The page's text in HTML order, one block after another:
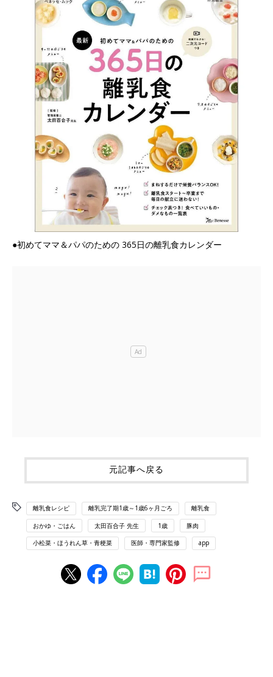
●初めてママ＆パパのための 365日の離乳食カレンダー
元記事へ戻る
離乳食レシピ 離乳完了期1歳～1歳6ヶ月ごろ 離乳食
おかゆ・ごはん 太田百合子 先生 1歳 豚肉
小松菜・ほうれん草・青梗菜 医師・専門家監修 app